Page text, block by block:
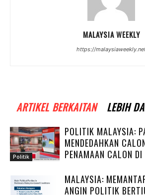
MALAYSIA WEEKLY
https://
ARTIKEL BERKAITAN LEBIH
Politik
POLITIK MALAYSIA:
MENDEDAHKAN
PENAMAAN CALON
MALAYSIA:
ANGIN POLITIK